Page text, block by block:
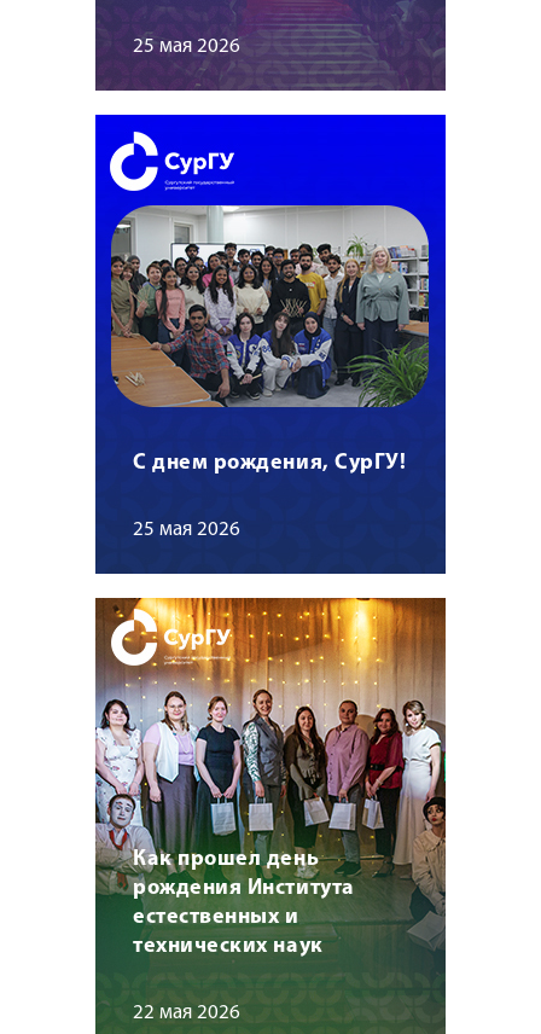
25 мая 2026
С днем рождения, СурГУ!
25 мая 2026
Как прошел день
рождения Института
естественных и
технических наук
22 мая 2026